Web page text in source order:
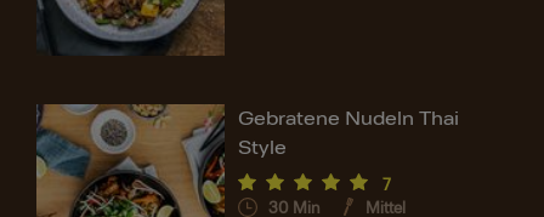
Gebratene Nudeln Thai
Style
7
30 Min Mittel